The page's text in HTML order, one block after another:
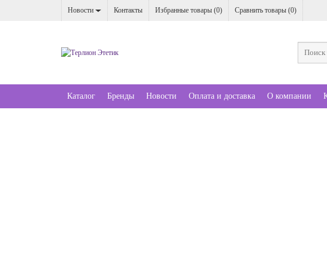
Новости Контакты Избранные товары (0) Сравнить товары (0)
Каталог Бренды Новости Оплата и доставка О компании